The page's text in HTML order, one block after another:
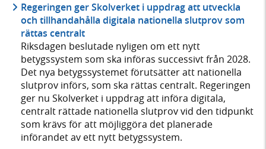
Regeringen ger Skolverket i uppdrag att utveckla
och tillhandahålla digitala nationella slutprov som
rättas centralt
Riksdagen beslutade nyligen om ett nytt
betygssystem som ska införas successivt från 2028.
Det nya betygssystemet förutsätter att nationella
slutprov införs, som ska rättas centralt. Regeringen
ger nu Skolverket i uppdrag att införa digitala,
centralt rättade nationella slutprov vid den tidpunkt
som krävs för att möjliggöra det planerade
införandet av ett nytt betygssystem.